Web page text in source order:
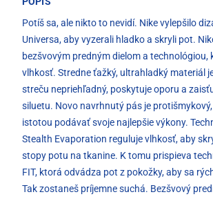
Potíš sa, ale nikto to nevidí. Nike vylepšilo
Universa, aby vyzerali hladko a skryli pot.
bezšvovým predným dielom a technológiou,
vlhkosť. Stredne ťažký, ultrahladký materiál
streču nepriehľadný, poskytuje oporu a
siluetu. Novo navrhnutý pás je
istotou podávať svoje najlepšie výkony.
Stealth Evaporation reguluje vlhkosť, aby
stopy potu na tkanine. K tomu prispieva
FIT, ktorá odvádza pot z pokožky, aby sa
Tak zostaneš príjemne suchá. Bezšvový